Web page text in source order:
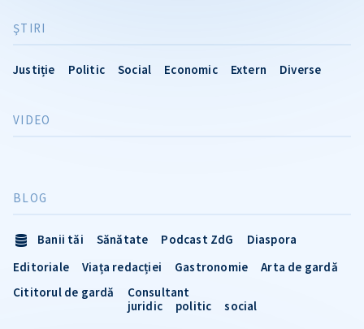
ŞTIRI
Justiție Politic Social Economic Extern Diverse
VIDEO
BLOG
Banii tăi Sănătate Podcast ZdG
Diaspora
Editoriale
Viața redacției Gastronomie
Arta de gardă
Cititorul de gardă
Consultant
juridic
politic social